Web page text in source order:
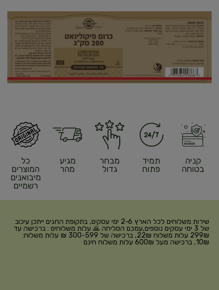
קניה
בטוחה
תמיד
פתוח
מבחר
גדול
מגיע
מהר
כל
המוצרים
מיבואנים
רשמיים
שירות משלוחים לכל הארץ 2-6 ימי עסקים, בתקופת החגים ייתכן עיכוב
של 3 ימי עסקים נוספים,עמכם הסליחה 🙏 עלות משלוחים : ברכישה עד
299₪ עלות משלוח 22₪, ברכישה של 300-599 ₪ עלות משלוח:
10₪, ברכישה מעל 600₪ עלות משלוח חינם